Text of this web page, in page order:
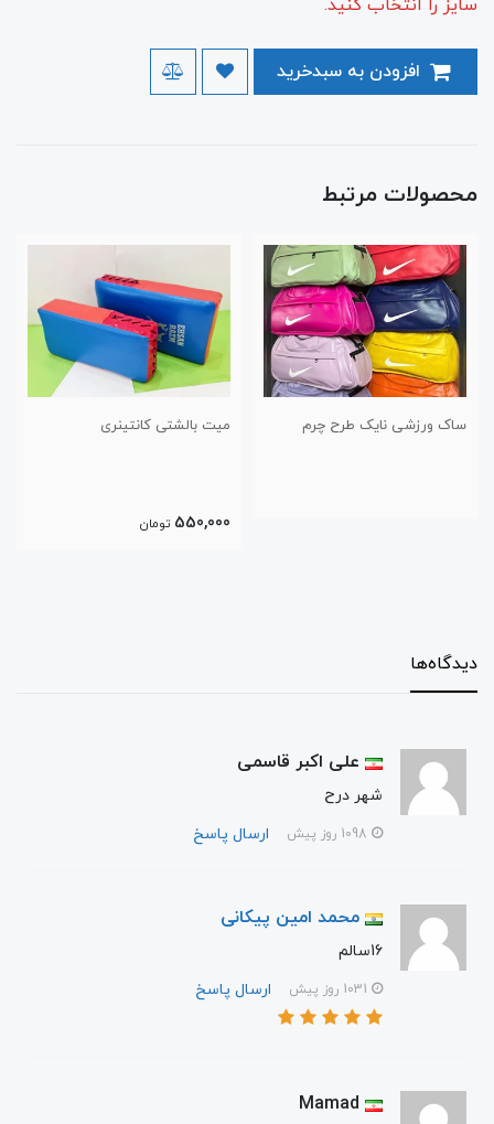
سایز را انتخاب کنید.
محصولات مرتبط
چرم میت بالشتی کانتینری باند بوکس ۵ متری پاکستانی
300,000
دیدگاه‌ها
علی اکبر قاسمی
شهر درح
ارسال پاسخ
محمد امین پیکانی
16سالم
ارسال پاسخ
Mamad